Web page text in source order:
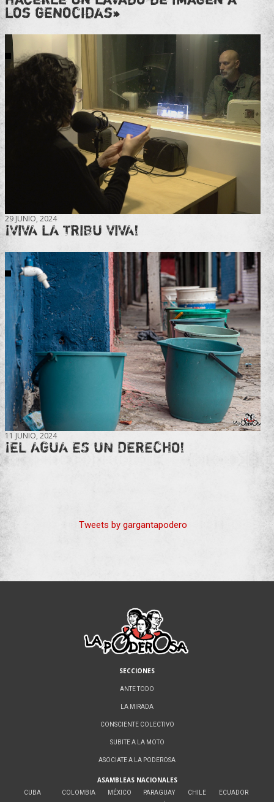
los genocidas»
29 JUNIO, 2024
¡VIVA LA TRIBU VIVA!
11 JUNIO, 2024
¡EL AGUA ES UN DERECHO!
Tweets by gargantapodero
SECCIONES
ANTE TODO
LA MIRADA
CONSCIENTE COLECTIVO
SUBITE A LA MOTO
ASOCIATE A LA PODEROSA
ASAMBLEAS NACIONALES
CUBA
COLOMBIA
MÉXICO
PARAGUAY
CHILE
ECUADOR